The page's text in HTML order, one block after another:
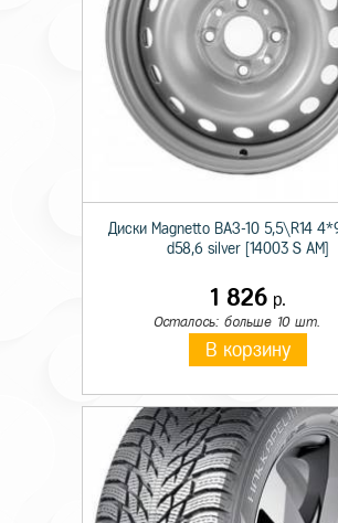
Технические характеристики
Диаметр ступицы
Диски Magnetto ВАЗ-10 5,5\R14
d58,6 silver [14003 S AM]
1 826р.
Осталось: больше 10 шт.
В корзину